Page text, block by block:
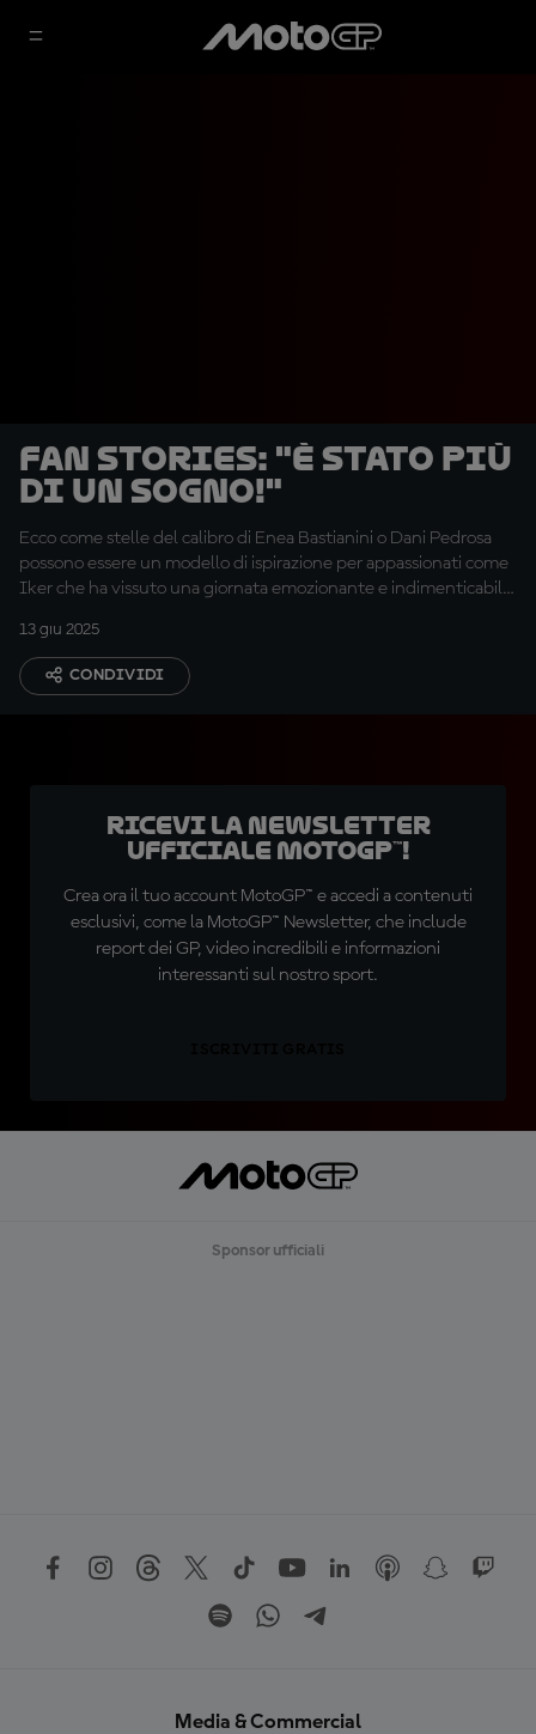
Fan Stories: "È stato più
di un sogno!"
Ecco come stelle del calibro di Enea Bastianini o Dani Pedrosa
possono essere un modello di ispirazione per appassionati come
Iker che ha vissuto una giornata emozionante e indimenticabile
13 giu 2025
CONDIVIDI
Ricevi la newsletter
ufficiale MotoGP™!
Crea ora il tuo account MotoGP™ e accedi a contenuti
esclusivi, come la MotoGP™ Newsletter, che include
report dei GP, video incredibili e informazioni
interessanti sul nostro sport.
Sponsor ufficiali
Media & Commercial